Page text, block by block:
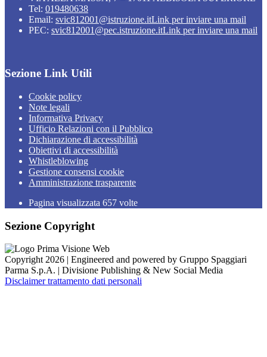
Tel: 019480638
Email: svic812001@istruzione.itLink per inviare una mail
PEC: svic812001@pec.istruzione.itLink per inviare una mail
Sezione Link Utili
Cookie policy
Note legali
Informativa Privacy
Ufficio Relazioni con il Pubblico
Dichiarazione di accessibilità
Obiettivi di accessibilità
Whistleblowing
Gestione consensi cookie
Amministrazione trasparente
Pagina visualizzata 657 volte
Sezione Copyright
Copyright 2026 | Engineered and powered by Gruppo Spaggiari
Parma S.p.A. | Divisione Publishing & New Social Media
Disclaimer trattamento dati personali